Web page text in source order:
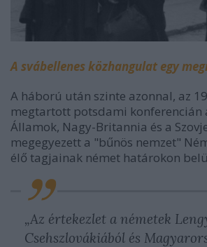
A svábellenes közhangulat egy
A háború után szinte azonnal, az
megtartott potsdami konferencián
Államok, Nagy-Britannia és a
megegyezett a "bűnös nemzet"
élő tagjainak német határokon
„Az értekezlet a németek
Csehszlovákiából és